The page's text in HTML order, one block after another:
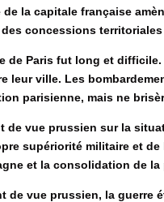
de la capitale française
concessions
de Paris fut long et
leur ville. Les
parisienne, mais ne
de vue prussien sur la
supériorité militaire et
et la consolidation de
de vue prussien, la guerre